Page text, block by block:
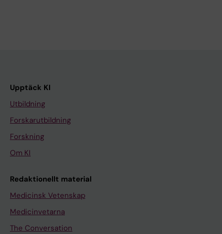
Upptäck KI
Utbildning
Forskarutbildning
Forskning
Om KI
Redaktionellt material
Medicinsk Vetenskap
Medicinvetarna
The Conversation